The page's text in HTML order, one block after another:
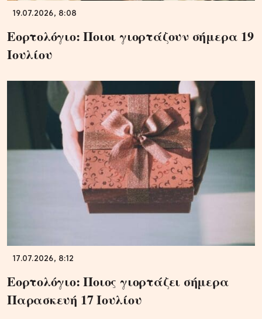
19.07.2026, 8:08
Εορτολόγιο: Ποιοι γιορτάζουν σήμερα 19
Ιουλίου
17.07.2026, 8:12
Εορτολόγιο: Ποιος γιορτάζει σήμερα
Παρασκευή 17 Ιουλίου